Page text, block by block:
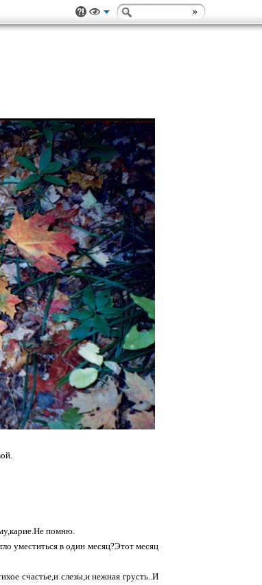
помню.
уместиться в один месяц?Этот месяц
счастье,и слезы,и нежная грусть..И